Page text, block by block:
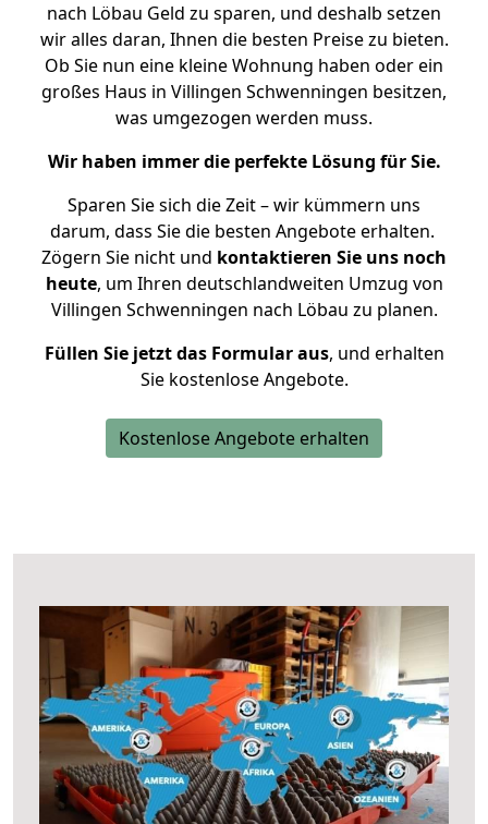
nach Löbau Geld zu sparen, und deshalb setzen
wir alles daran, Ihnen die besten Preise zu bieten.
Ob Sie nun eine kleine Wohnung haben oder ein
großes Haus in Villingen Schwenningen besitzen,
was umgezogen werden muss.
Wir haben immer die perfekte Lösung für Sie.
Sparen Sie sich die Zeit – wir kümmern uns
darum, dass Sie die besten Angebote erhalten.
Zögern Sie nicht und kontaktieren Sie uns noch
heute, um Ihren deutschlandweiten Umzug von
Villingen Schwenningen nach Löbau zu planen.
Füllen Sie jetzt das Formular aus, und erhalten
Sie kostenlose Angebote.
Kostenlose Angebote erhalten